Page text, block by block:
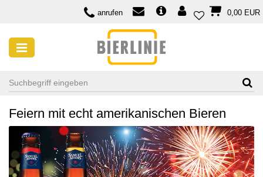
anrufen 0,00 EUR
SAISONALE BIERE
Bier zum Independence Day der USA
Feiern mit echt amerikanischen Bieren